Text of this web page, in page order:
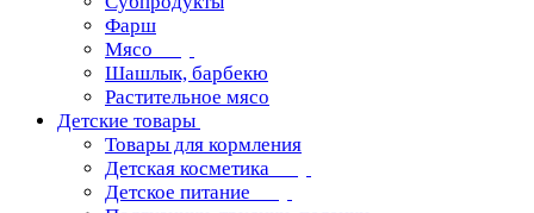
Фарш
Мясо
Шашлык, барбекю
Растительное мясо
Детские товары
Товары для кормления
Детская косметика
Детское питание